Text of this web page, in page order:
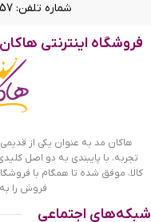
عطر ادکلن نیشان فن یور
ادکلن نیشان فن
فصل‌های سرد
معمولا در فصل‌های سرد،
گرفته باشد و در نظر
گرم مردانهوادکلن گرم
حس بهتری نیز در طرف
دارید، ادکلن‌های گرم را
این عطر مردانه و زنانه را
شماره تلفن: 42253557-۰۶۱ و 09011606807
فروشگاه اینترنتی
هاکان مد به عنوان یکی از
کالا، موفق شده تا همگام با
فروش را
شبکه‌های اجتماعی